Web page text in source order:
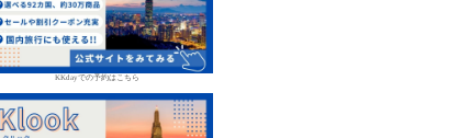
KKdayでの予約はこちら